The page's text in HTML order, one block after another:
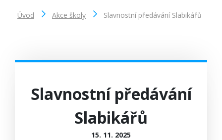
Úvod Akce školy Slavnostní předávání Slabikářů
Slavnostní předávání
Slabikářů
15. 11. 2025